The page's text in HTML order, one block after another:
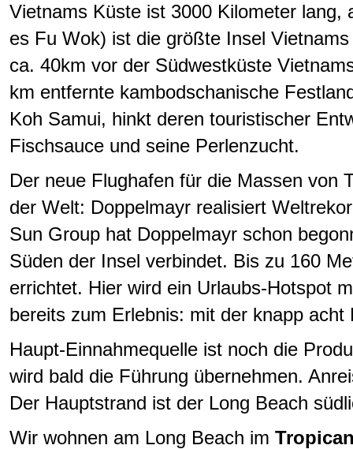
Vietnams Küste ist 3000 Kilometer
es Fu Wok) ist die größte Insel
ca. 40km vor der Südwestküste
km entfernte kambodschanische
Koh Samui, hinkt deren touristischer
Fischsauce und seine Perlenzucht.
Der neue Flughafen für die Massen von
der Welt: Doppelmayr realisiert
Sun Group hat Doppelmayr schon
Süden der Insel verbindet. Bis zu 160
errichtet. Hier wird ein Urlaubs-Hotspot
bereits zum Erlebnis: mit der knapp
Haupt-Einnahmequelle ist noch die
wird bald die Führung übernehmen.
Der Hauptstrand ist der Long Beach
Wir wohnen am Long Beach im